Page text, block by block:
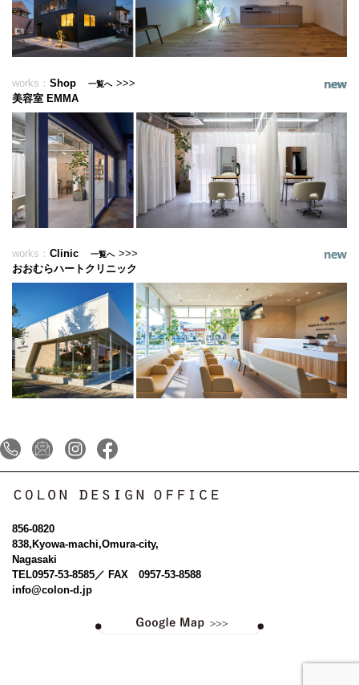
works： Shop 一覧へ >>>
美容室 EMMA
石橋工務店本社
works： Clinic 一覧へ >>>
おおむらハートクリニック
北村理子クリニック皮ふ形成外科 (受付 & パウダールーム改修)
856-0820
838,Kyowa-machi,Omura-city,
Nagasaki
TEL0957-53-8585／ FAX 0957-53-8588
info@colon-d.jp